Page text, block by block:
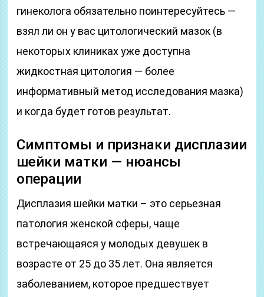
гинеколога обязательно поинтересуйтесь —
взял ли он у вас цитологический мазок (в
некоторых клиниках уже доступна
жидкостная цитология — более
информативный метод исследования мазка)
и когда будет готов результат.
Симптомы и признаки дисплазии
шейки матки — нюансы
операции
Дисплазия шейки матки – это серьезная
патология женской сферы, чаще
встречающаяся у молодых девушек в
возрасте от 25 до 35 лет. Она является
заболеванием, которое предшествует